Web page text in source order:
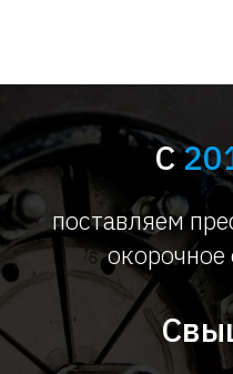
С
поставляем